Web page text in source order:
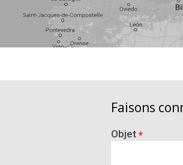
Faisons
Objet *